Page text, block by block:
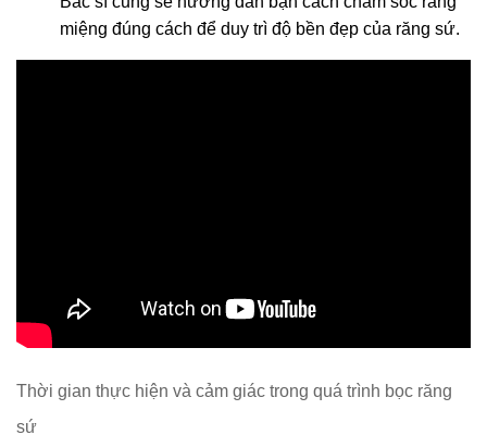
miệng đúng cách để duy trì độ bền đẹp của răng sứ.
Thời gian thực hiện và cảm giác trong quá trình bọc răng
sứ